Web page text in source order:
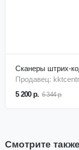
Сканеры штрих-
Продавец: kktcentr
5 200 р. 6 344 р.
Смотрите также